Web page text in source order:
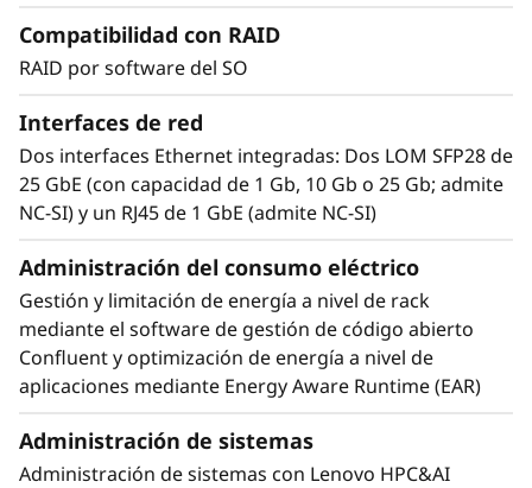
inferencias. Con NVIDIA
acelerar más de 700 aplicaciones de HPC
soportadas y todos los principales marcos de
• Química, como Gaussian y GROMACS
• Elementos finitos, como LS-DYNA y Simulia
Abaqus
ANSYS Fluent
• Dinámica molecular, como NAMD y AMBER
• Meteorología y climatología, como WRF e
ICON
Compatibilidad con RAID
RAID por software del SO
Interfaces de red
Dos interfaces Ethernet integradas: Dos LOM SFP28 de
25 GbE (con capacidad de 1 Gb, 10 Gb o 25 Gb; admite
NC-SI) y un RJ45 de 1 GbE (admite NC-SI)
Administración del consumo eléctrico
Gestión y limitación de energía a nivel de rack
mediante el software de gestión de código abierto
Confluent y optimización de energía a nivel de
aplicaciones mediante Energy Aware Runtime (EAR)
Administración de sistemas
Administración de sistemas con Lenovo HPC&AI